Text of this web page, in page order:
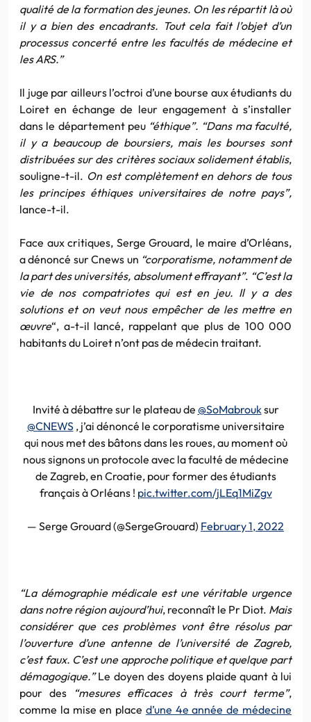
qualité de la formation des jeunes. On les répartit là où
il y a bien des encadrants. Tout cela fait l’objet d’un
processus concerté entre les facultés de médecine et
les ARS.”
Il juge par ailleurs l’octroi d’une bourse aux étudiants du
Loiret en échange de leur engagement à s’installer
dans le département peu “éthique”. “Dans ma faculté,
il y a beaucoup de boursiers, mais les bourses sont
distribuées sur des critères sociaux solidement établis,
souligne-t-il. On est complètement en dehors de tous
les principes éthiques universitaires de notre pays”,
lance-t-il.
Face aux critiques, Serge Grouard, le maire d’Orléans,
a dénoncé sur Cnews un “corporatisme, notamment de
la part des universités, absolument effrayant”. “C’est la
vie de nos compatriotes qui est en jeu. Il y a des
solutions et on veut nous empêcher de les mettre en
œuvre“, a-t-il lancé, rappelant que plus de 100 000
habitants du Loiret n’ont pas de médecin traitant.
Invité à débattre sur le plateau de @SoMabrouksur
@CNEWS, j’ai dénoncé le corporatisme universitaire
qui nous met des bâtons dans les roues, au moment où
nous signons un protocole avec la faculté de médecine
de Zagreb, en Croatie, pour former des étudiants
français à Orléans ! pic.twitter.com/jLEq1MiZgv
— Serge Grouard (@SergeGrouard) February 1, 2022
“La démographie médicale est une véritable urgence
dans notre région aujourd’hui, reconnaît le Pr Diot. Mais
considérer que ces problèmes vont être résolus par
l’ouverture d’une antenne de l’université de Zagreb,
c’est faux. C’est une approche politique et quelque part
démagogique.”Le doyen des doyens plaide quant à lui
pour des
“mesures efficaces à très court terme”,
comme la mise en place d’une 4e année de médecine